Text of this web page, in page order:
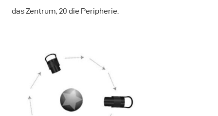
das Zentrum, 20 die Peripherie.